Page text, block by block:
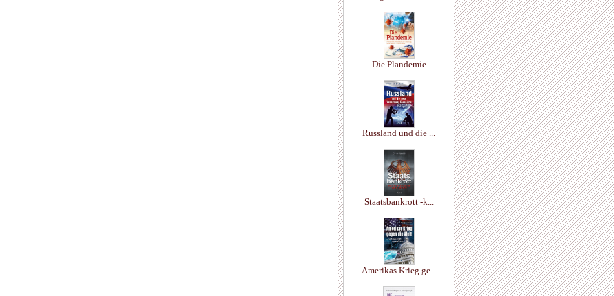
Die Plandemie
Russland und die ...
Staatsbankrott -k...
Amerikas Krieg ge...